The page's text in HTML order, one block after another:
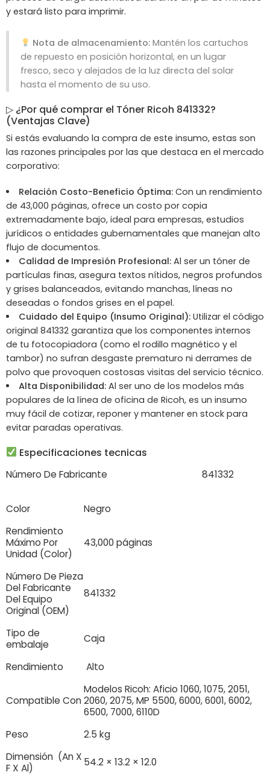
y estará listo para imprimir.
Nota de almacenamiento: Mantén los cartuchos
de repuesto en posición horizontal, en un lugar
fresco, seco y alejados de la luz directa del solar
hasta el momento de su uso.
▷ ¿Por qué comprar el Tóner Ricoh 841332?
(Ventajas Clave)
Si estás evaluando la compra de este insumo, estas son
las razones principales por las que destaca en el mercado
corporativo:
Relación Costo-Beneficio Óptima:Con un rendimiento
de 43,000 páginas, ofrece un costo por copia
extremadamente bajo, ideal para empresas, estudios
jurídicos o entidades gubernamentales que manejan alto
flujo de documentos.
Calidad de Impresión Profesional:Al ser un tóner de
partículas finas, asegura textos nítidos, negros profundos
y grises balanceados, evitando manchas, líneas no
deseadas o fondos grises en el papel.
Cuidado del Equipo (Insumo Original):Utilizar el código
original 841332 garantiza que los componentes internos
de tu fotocopiadora (como el rodillo magnético y el
tambor) no sufran desgaste prematuro ni derrames de
polvo que provoquen costosas visitas del servicio técnico.
Alta Disponibilidad:Al ser uno de los modelos más
populares de la línea de oficina de Ricoh, es un insumo
muy fácil de cotizar, reponer y mantener en stock para
evitar paradas operativas.
Especificaciones tecnicas
Número De Fabricante 841332
Color
Negro
Rendimiento
Máximo Por
Unidad (Color)
43,000 páginas
Número De Pieza
Del Fabricante
Del Equipo
Original (OEM)
841332
Tipo de
embalaje
Caja
Rendimiento Alto
Compatible Con
Modelos Ricoh: Aficio 1060, 1075, 2051,
2060, 2075, MP 5500, 6000, 6001, 6002,
6500, 7000, 6110D
Peso
2.5 kg
Dimensión (An X
F X Al)
54.2 × 13.2 × 12.0